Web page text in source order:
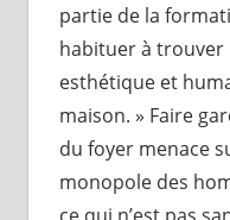
partie de la
habituer à
esthétique et
maison. » Faire
du foyer menace
monopole des
ce qui n’est pas